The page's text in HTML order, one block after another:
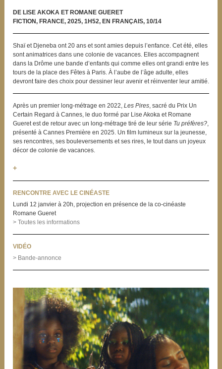
DE LISE AKOKA ET ROMANE GUERET
FICTION, FRANCE, 2025, 1H52, EN FRANÇAIS, 10/14
Shaï et Djeneba ont 20 ans et sont amies depuis l’enfance. Cet été, elles
sont animatrices dans une colonie de vacances. Elles accompagnent
dans la Drôme une bande d’enfants qui comme elles ont grandi entre les
tours de la place des Fêtes à Paris. À l’aube de l’âge adulte, elles
devront faire des choix pour dessiner leur avenir et réinventer leur amitié.
Après un premier long-métrage en 2022, Les Pires, sacré du Prix Un
Certain Regard à Cannes, le duo formé par Lise Akoka et Romane
Gueret est de retour avec un long-métrage tiré de leur série Tu préfères?,
présenté à Cannes Première en 2025. Un film lumineux sur la jeunesse,
ses rencontres, ses bouleversements et ses rires, le tout dans un joyeux
décor de colonie de vacances.
+
RENCONTRE AVEC LE CINÉASTE
Lundi 12 janvier à 20h, projection en présence de la co-cinéaste
Romane Gueret
> Toutes les informations
VIDÉO
> Bande-annonce